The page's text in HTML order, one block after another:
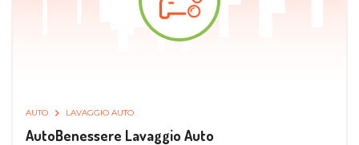
AUTO LAVAGGIO AUTO
AutoBenessere Lavaggio Auto